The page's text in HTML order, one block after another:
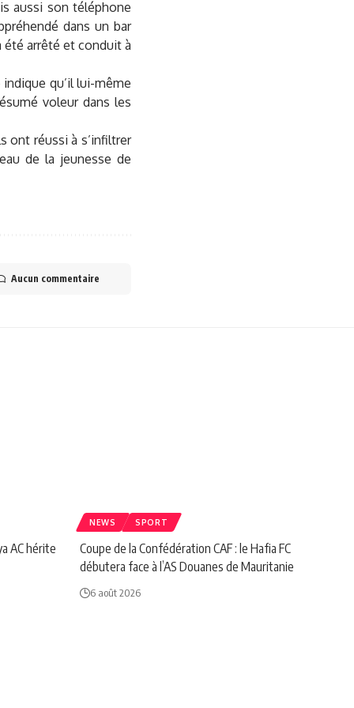
aussi son téléphone
dans un bar
été arrêté et conduit à
qu’il lui-même
voleur dans les
ont réussi à s’infiltrer
de la jeunesse de
Aucun commentaire
AC hérite
NEWS SPORT
Coupe de la Confédération CAF : le Hafia FC
débutera face à l’AS Douanes de Mauritanie
6 août 2026